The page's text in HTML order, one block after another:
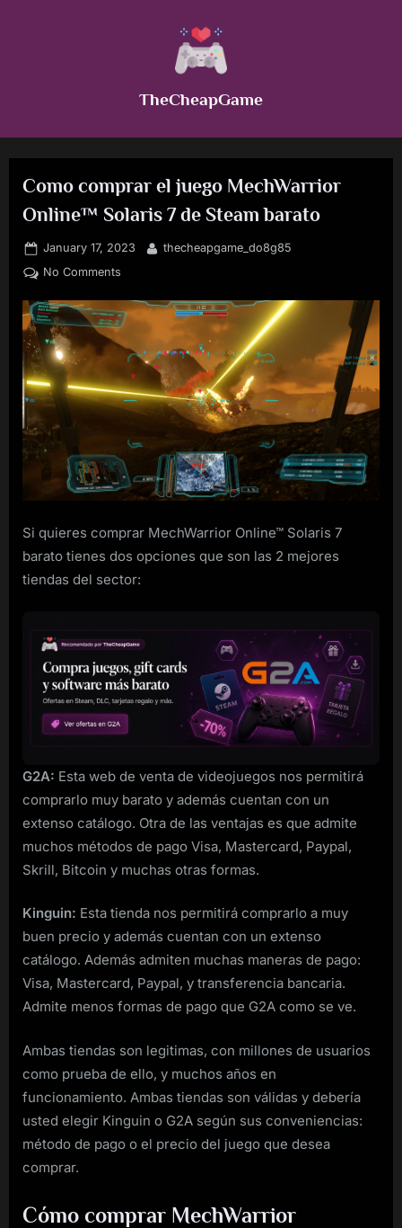
TheCheapGame
Como comprar el juego MechWarrior
Online™ Solaris 7 de Steam barato
Posted
on
January 17, 2023 By
thecheapgame_do8g85
No Commentson
comprar
el
juego
MechWarrior
Online™
Solaris
de
Steam
barato
Si quieres comprar MechWarrior Online™ Solaris 7
barato tienes dos opciones que son las 2 mejores
tiendas del sector:
G2A: Esta web de venta de videojuegos nos permitirá
comprarlo muy barato y además cuentan con un
extenso catálogo. Otra de las ventajas es que admite
muchos métodos de pago Visa, Mastercard, Paypal,
Skrill, Bitcoin y muchas otras formas.
Kinguin: Esta tienda nos permitirá comprarlo a muy
buen precio y además cuentan con un extenso
catálogo. Además admiten muchas maneras de pago:
Visa, Mastercard, Paypal, y transferencia bancaria.
Admite menos formas de pago que G2A como se ve.
Ambas tiendas son legitimas, con millones de usuarios
como prueba de ello, y muchos años en
funcionamiento. Ambas tiendas son válidas y debería
usted elegir Kinguin o G2A según sus conveniencias:
método de pago o el precio del juego que desea
comprar.
Cómo comprar MechWarrior